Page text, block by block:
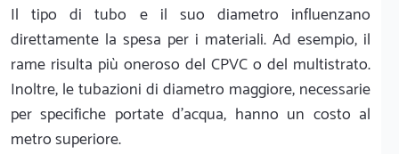
Il tipo di tubo e il suo diametro influenzano
direttamente la spesa per i materiali. Ad esempio, il
rame risulta più oneroso del CPVC o del multistrato.
Inoltre, le tubazioni di diametro maggiore, necessarie
per specifiche portate d'acqua, hanno un costo al
metro superiore.